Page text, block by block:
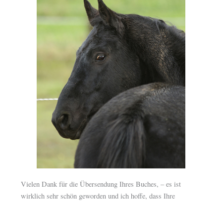
Vielen Dank für die Übersendung Ihres Buches, – es ist
wirklich sehr schön geworden und ich hoffe, dass Ihre